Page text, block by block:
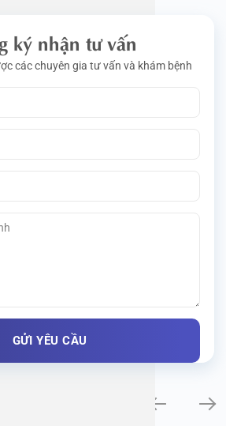
ký nhận tư vấn
các chuyên gia tư vấn và khám bệnh